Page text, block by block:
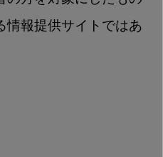
情報提供サイトではあ